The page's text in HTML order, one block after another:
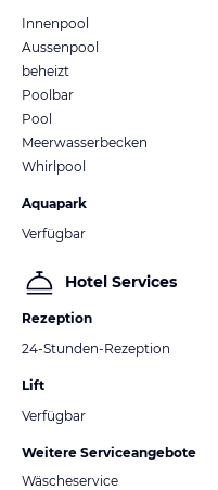
Innenpool
Aussenpool
beheizt
Poolbar
Pool
Meerwasserbecken
Whirlpool
Aquapark
Verfügbar
Hotel Services
Rezeption
24-Stunden-Rezeption
Lift
Verfügbar
Weitere Serviceangebote
Wäscheservice